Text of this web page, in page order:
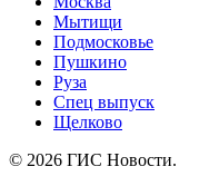
Мытищи
Подмосковье
Пушкино
Руза
Спец выпуск
Щелково
© 2026 ГИС Новости.